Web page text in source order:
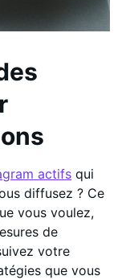
actifs qui
diffusez ? Ce
vous voulez,
de
votre
que vous